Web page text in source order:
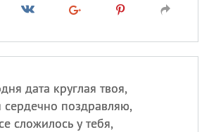
дата круглая твоя,
сердечно поздравляю,
сложилось у тебя,